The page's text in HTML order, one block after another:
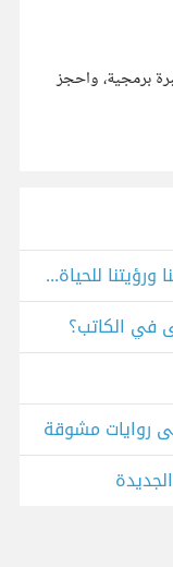
برمجية، واحجز
إلى أي مدى تؤثر الروايات على توقعاتنا ورؤيتنا للحياة؟ ..... من رواية أرني أنظر إليك
في الكاتب؟
روايات مشوقة